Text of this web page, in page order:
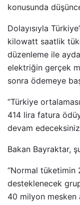
konusunda
Dolayısıyla
kilowatt saatlik
düzenleme ile
elektriğin gerçek
sonra ödemeye
“Türkiye
414 lira fatura
devam
Bakan Bayraktar,
“Normal tüketimin
desteklenecek
40 milyon mesken